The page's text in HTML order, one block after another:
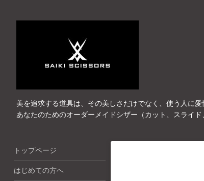
美を追求する道具は、その美しさだけでなく、使う人に
あなたのためのオーダーメイドシザー（カット、スライド
トップページ
はじめての方へ